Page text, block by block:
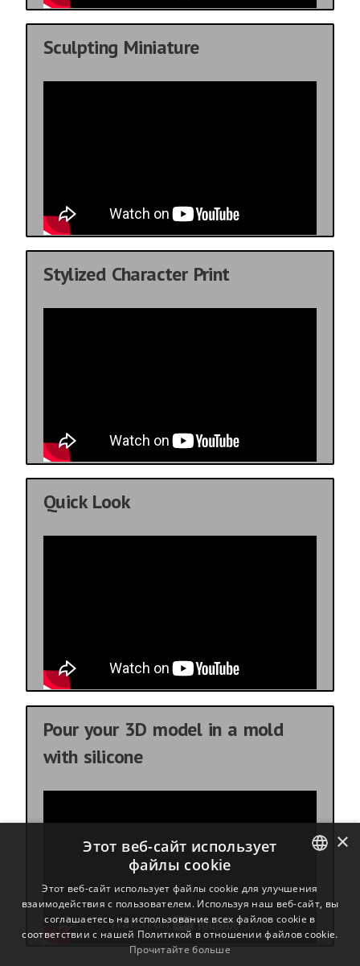
Sculpting Miniature
Stylized Character Print
Quick Look
Pour your 3D model in a mold
with silicone
ENGLISH
BULGARIAN
CROATIAN
×
Этот веб-сайт использует
файлы cookie
Этот веб-сайт использует файлы cookie для улучшения
взаимодействия с пользователем. Используя наш веб-сайт, вы
соглашаетесь на использование всех файлов cookie в
соответствии с нашей Политикой в ​​отношении файлов cookie.
Прочитайте больше